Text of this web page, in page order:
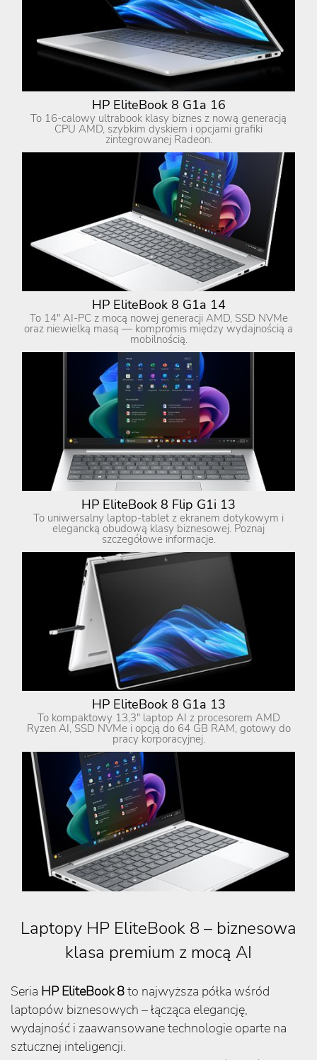
HP EliteBook 8 G1a 16
To 16-calowy ultrabook klasy biznes z nową generacją
CPU AMD, szybkim dyskiem i opcjami grafiki
zintegrowanej Radeon.
HP EliteBook 8 G1a 14
To 14″ AI-PC z mocą nowej generacji AMD, SSD NVMe
oraz niewielką masą — kompromis między wydajnością a
mobilnością.
HP EliteBook 8 Flip G1i 13
To uniwersalny laptop-tablet z ekranem dotykowym i
elegancką obudową klasy biznesowej. Poznaj
szczegółowe informacje.
HP EliteBook 8 G1a 13
To kompaktowy 13,3″ laptop AI z procesorem AMD
Ryzen AI, SSD NVMe i opcją do 64 GB RAM, gotowy do
pracy korporacyjnej.
Laptopy HP EliteBook 8 – biznesowa
klasa premium z mocą AI
Seria HP EliteBook 8to najwyższa półka wśród
laptopów biznesowych – łącząca elegancję,
wydajność i zaawansowane technologie oparte na
sztucznej inteligencji.